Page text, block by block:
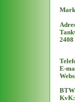
2408
E-
KvK: